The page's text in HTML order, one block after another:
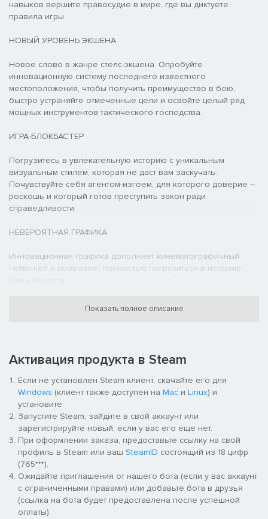
навыков вершите правосудие в мире, где вы диктуете
правила игры.
НОВЫЙ УРОВЕНЬ ЭКШЕНА
Новое слово в жанре стелс-экшена. Опробуйте
инновационную систему последнего известного
местоположения, чтобы получить преимущество в бою,
быстро устраняйте отмеченные цели и освойте целый ряд
мощных инструментов тактического господства.
ИГРА-БЛОКБАСТЕР
Погрузитесь в увлекательную историю с уникальным
визуальным стилем, которая не даст вам заскучать.
Почувствуйте себя агентом-изгоем, для которого доверие –
роскошь и который готов преступить закон ради
справедливости.
НЕВЕРОЯТНАЯ ГРАФИКА
Инновационная графика дополняет кинематографичный
геймплей и позволяет полностью погрузиться в историю
Обратите внимание: сетевые функции игры больше не
Показать полное описание
Активация продукта в Steam
Если не установлен Steam клиент, скачайте его для
Windows (клиент также доступен на Mac и Linux) и
установите.
Запустите Steam, зайдите в свой аккаунт или
зарегистрируйте новый, если у вас его еще нет.
При оформлении заказа, предоставьте ссылку на свой
профиль в Steam или ваш SteamID состоящий из 18 цифр
(765***).
Ожидайте приглашения от нашего бота (если у вас аккаунт
с ограниченными правами) или добавьте бота в друзья
(ссылка на бота будет предоставлена после успешной
оплаты).